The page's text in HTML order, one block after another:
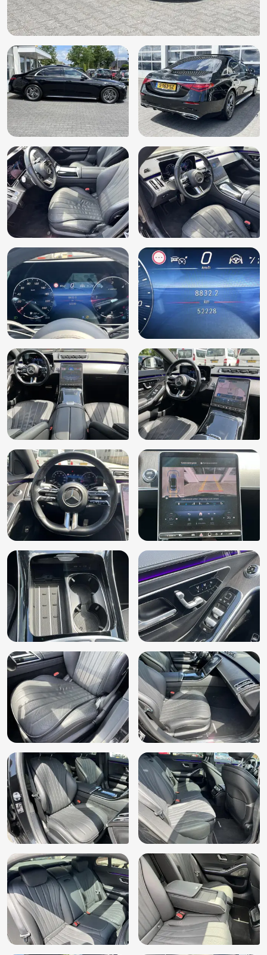
DAB
Dodehoekdetectie met correctie
Electronic climate control
Elektrisch glazen panorama-dak
Elektrisch verstelbare stoel(en) met geheugen
Extra getint glas achter
File assistent
Grootlichtassistent
Head-up display
Houtafwerking interieur
Keyless entry
Keyless start
Koplampen adaptief
Kruisend verkeer detectie
Laser LED koplampen
LED achterlichten
LED dagrijverlichting
Lederen bekleding
LED koplampen adaptief
Lichtmetalen velgen 5-spaaks 19"
Luchtvering
Matrix LED koplampen
Metaalkleur
Multimedia-voorbereiding
Multimedia systeem
Navigatie
Navigatiesysteem full map + hard disk
Panoramadak
Parkeer assistent
Parkeersensor voor en achter
Premium-pakket
Regensensor
Rijstrooksensor met correctie
Roetfilter
Rondomzicht camera
Sluitbekrachtiging
Sportstuur
Spraakbediening
Stoel ventilatie voor
Stuurkolom elektrisch verstelbaar met geheugen
Stuur multifunctioneel
Stuur nappaleder
Uitparkeer waarschuwing
Uitwijk assistent
Verkeersbord detectie
Vermoeidheids herkenning
Volledig digitaal instrumentenpaneel
Voorstoel(en) met massagefunctie
Voorstoelen in hoogte verstelbaar
Voorstoelen verwarmd
Warmtewerend glas
WiFi
Zijwind assistent
Zwarte hemelbekleding